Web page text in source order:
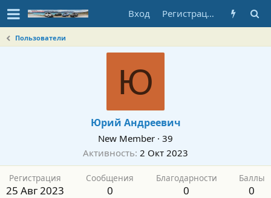
Вход Регистрация
Пользователи
Ю
Юрий Андреевич
New Member · 39
Активность 2 Окт 2023
Регистрация
25 Авг 2023
Сообщения
0
Благодарности
0
Баллы
0